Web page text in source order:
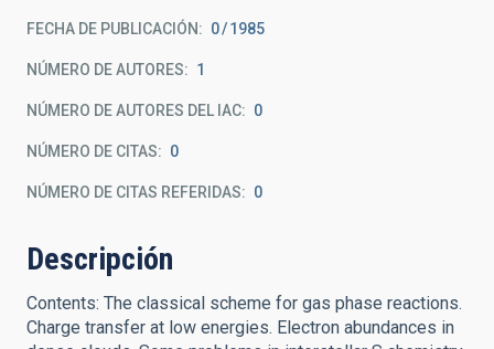
FECHA DE PUBLICACIÓN: 0 1985
NÚMERO DE AUTORES 1
NÚMERO DE AUTORES DEL IAC 0
NÚMERO DE CITAS 0
NÚMERO DE CITAS REFERIDAS 0
Descripción
Contents: The classical scheme for gas phase reactions.
Charge transfer at low energies. Electron abundances in